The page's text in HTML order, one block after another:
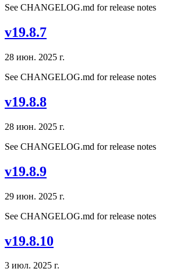
See CHANGELOG.md for release notes
v19.8.7
28 июн. 2025 г.
See CHANGELOG.md for release notes
v19.8.8
28 июн. 2025 г.
See CHANGELOG.md for release notes
v19.8.9
29 июн. 2025 г.
See CHANGELOG.md for release notes
v19.8.10
3 июл. 2025 г.